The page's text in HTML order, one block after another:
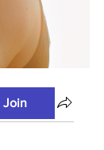
Join